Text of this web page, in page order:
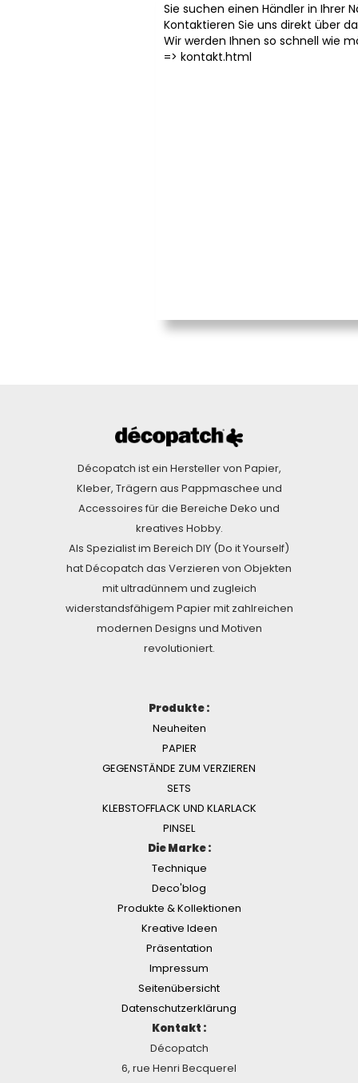
Sie suchen einen Händler in Ihrer
Kontaktieren Sie uns direkt über
Wir werden Ihnen so schnell wie
=> kontakt.html
Décopatch ist ein Hersteller von Papier,
Kleber, Trägern aus Pappmaschee und
Accessoires für die Bereiche Deko und
kreatives Hobby.
Als Spezialist im Bereich DIY (Do it Yourself)
hat Décopatch das Verzieren von Objekten
mit ultradünnem und zugleich
widerstandsfähigem Papier mit zahlreichen
modernen Designs und Motiven
revolutioniert.
Produkte :
Neuheiten
PAPIER
GEGENSTÄNDE ZUM VERZIEREN
SETS
KLEBSTOFFLACK UND KLARLACK
PINSEL
Die Marke :
Technique
Deco'blog
Produkte & Kollektionen
Kreative Ideen
Präsentation
Impressum
Seitenübersicht
Datenschutzerklärung
Kontakt :
Décopatch
6, rue Henri Becquerel